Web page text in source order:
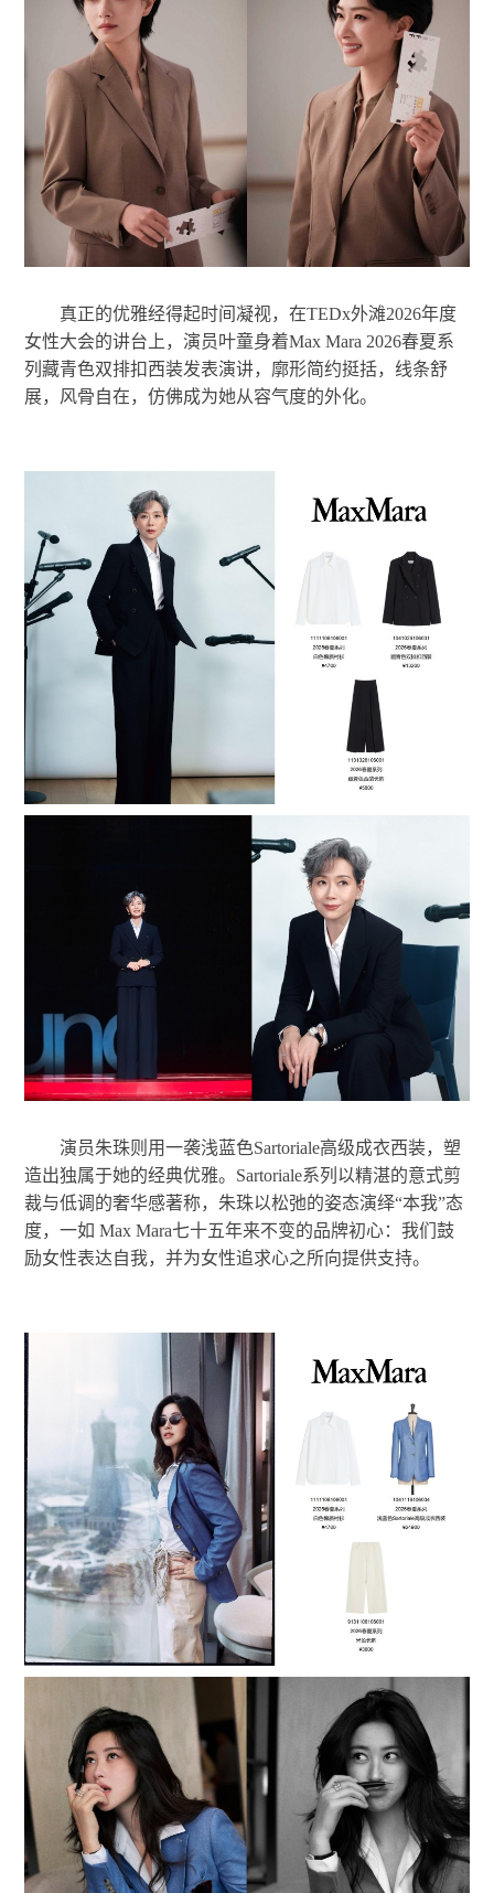
真正的优雅经得起时间凝视，在TEDx外滩2026年度
女性大会的讲台上，演员叶童身着Max Mara 2026春夏系
列藏青色双排扣西装发表演讲，廓形简约挺括，线条舒
展，风骨自在，仿佛成为她从容气度的外化。
演员朱珠则用一袭浅蓝色Sartoriale高级成衣西装，塑
造出独属于她的经典优雅。Sartoriale系列以精湛的意式剪
裁与低调的奢华感著称，朱珠以松弛的姿态演绎“本我”态
度，一如 Max Mara七十五年来不变的品牌初心：我们鼓
励女性表达自我，并为女性追求心之所向提供支持。